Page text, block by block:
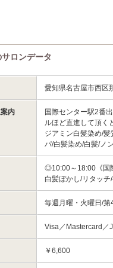
ロンデータ
愛知県名古屋市西区
内
国際センター駅2番
ルほど直進して頂く
ジアミン白髪染め/
パ/白髪染め/白髪/ノ
◎10:00～18:00《国
白髪ぼかし/リタッ
毎週月曜・火曜日/
Visa／Mastercard／
￥6,600